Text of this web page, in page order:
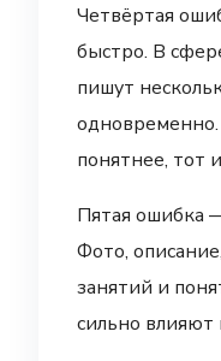
Четвёртая
быстро. В
пишут
понятнее, тот
Пятая ошибка
Фото,
занятий и
сильно